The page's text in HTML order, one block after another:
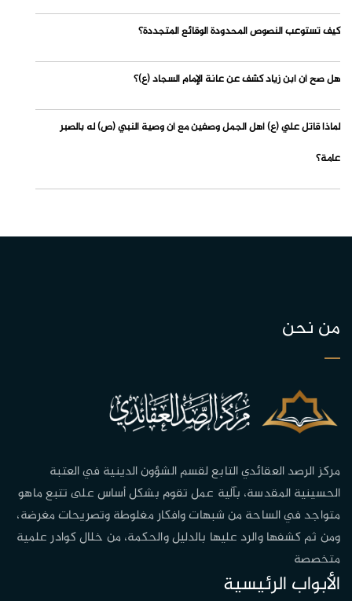
كيف تستوعب النصوص المحدودة الوقائع المتجددة؟
هل صح أن ابن زياد كشف عن عانة الإمام السجاد (ع)؟
لماذا قاتل علي (ع) أهل الجمل وصفين مع أن وصية النبي (ص) له بالصبر
عامة؟
من نحن
مركز الرصد العقائدي التابع لقسم الشؤون الدينية في العتبة
الحسينية المقدسة، بآلية عمل تقوم بشكل أساس على تتبع ماهو
متواجد في الساحة من شبهات وافكار مغلوطة وتصريحات مغرضة،
ومن ثم كشفها والرد عليها بالدليل والحكمة، من خلال كوادر علمية
متخصصة
الأبواب الرئيسية